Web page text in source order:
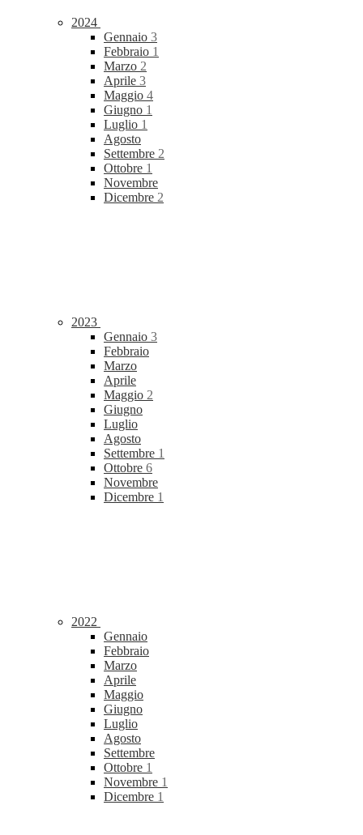
2024
Gennaio 3
Febbraio 1
Marzo 2
Aprile 3
Maggio 4
Giugno 1
Luglio 1
Agosto
Settembre 2
Ottobre 1
Novembre
Dicembre 2
2023
Gennaio 3
Febbraio
Marzo
Aprile
Maggio 2
Giugno
Luglio
Agosto
Settembre 1
Ottobre 6
Novembre
Dicembre 1
2022
Gennaio
Febbraio
Marzo
Aprile
Maggio
Giugno
Luglio
Agosto
Settembre
Ottobre 1
Novembre 1
Dicembre 1